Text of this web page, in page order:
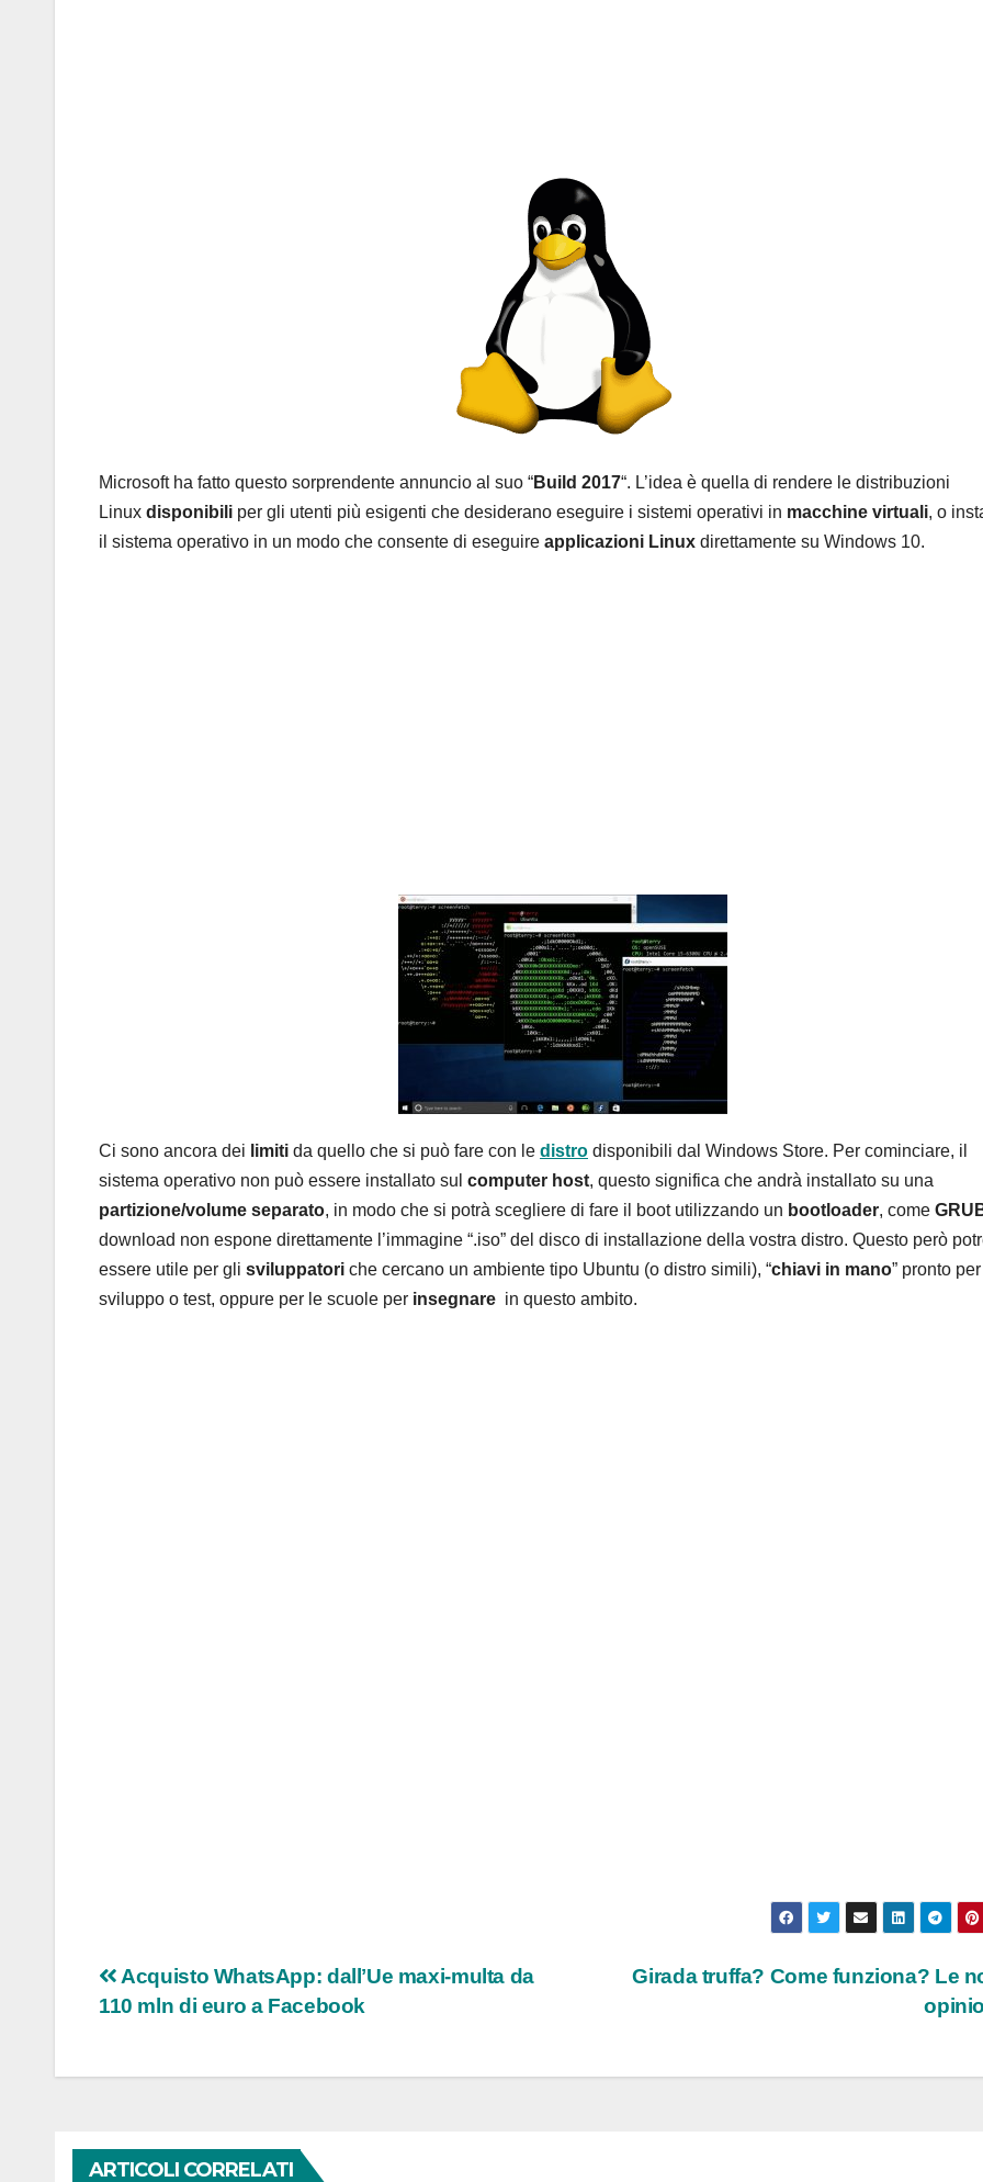
Microsoft ha fatto questo sorprendente annuncio al suo “Build 2017“. L’idea è quella di rendere le distribuzioni
Linux disponibili per gli utenti più esigenti che desiderano eseguire i sistemi operativi in macchine virtuali, o
il sistema operativo in un modo che consente di eseguire applicazioni Linux direttamente su Windows 10.
Ci sono ancora dei limiti da quello che si può fare con le distro disponibili dal Windows Store. Per cominciare, il
sistema operativo non può essere installato sul computer host, questo significa che andrà installato su una
partizione/volume separato, in modo che si potrà scegliere di fare il boot utilizzando un bootloader, come
download non espone direttamente l’immagine “.iso” del disco di installazione della vostra distro. Questo però
essere utile per gli sviluppatori che cercano un ambiente tipo Ubuntu (o distro simili), “chiavi in mano” pronto
sviluppo o test, oppure per le scuole per insegnare in questo ambito.
Navigazione
Girada truffa? Come funziona? Le
Acquisto WhatsApp: dallʼUe maxi-multa da
110 mln di euro a Facebook
ARTICOLI CORRELATI